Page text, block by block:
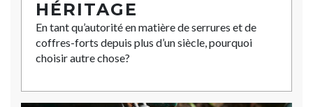
HÉRITAGE
En tant qu’autorité en matière de serrures et de
coffres-forts depuis plus d’un siècle, pourquoi
choisir autre chose?